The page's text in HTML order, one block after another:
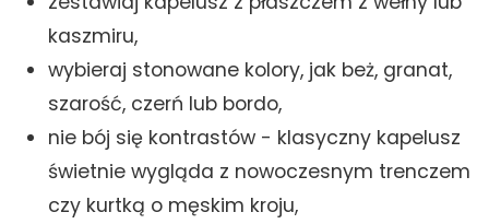
kaszmiru,
wybieraj stonowane kolory, jak beż, granat,
szarość, czerń lub bordo,
nie bój się kontrastów - klasyczny kapelusz
świetnie wygląda z nowoczesnym trenczem
czy kurtką o męskim kroju,